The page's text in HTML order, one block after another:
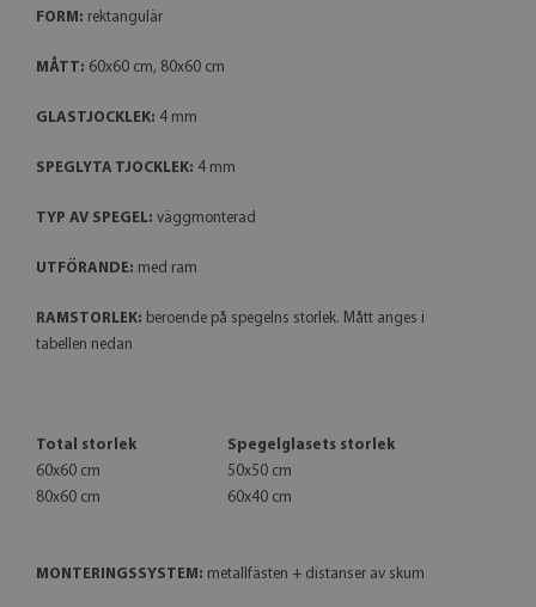
FORM: rektangulär
MÅTT: 60x60 cm, 80x60 cm
GLASTJOCKLEK: 4 mm
SPEGLYTA TJOCKLEK: 4 mm
TYP AV SPEGEL: väggmonterad
UTFÖRANDE: med ram
RAMSTORLEK: beroende på spegelns storlek. Mått anges i
tabellen nedan
Total storlek
Spegelglasets storlek
60x60 cm
50x50 cm
80x60 cm
60x40 cm
MONTERINGSSYSTEM: metallfästen + distanser av skum